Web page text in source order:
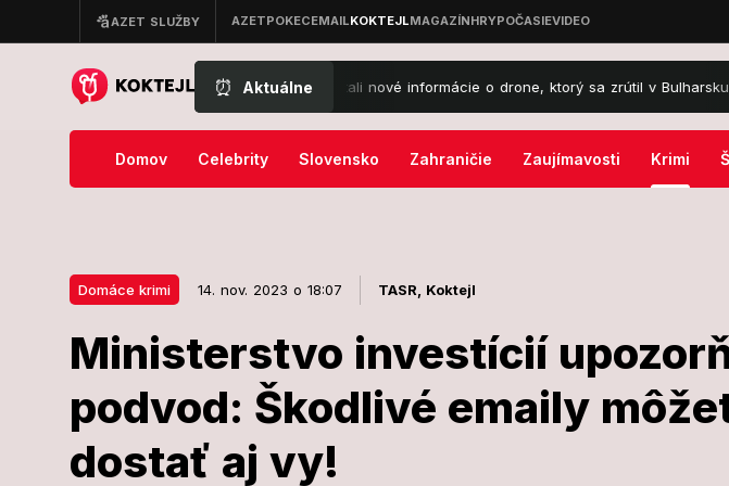
⏰ Aktuálne
neďaleko plynovodu: Von sa dostali nové informácie o drone, ktorý sa zrútil v Bulharsku!
Domov Celebrity Slovensko Zahraničie Zaujímavosti Krimi
Domáce krimi 14. nov. 2023 o 18:07 TASR, Koktejl
Ministerstvo investícií
podvod: Škodlivé emaily
dostať aj vy!
14. nov. 2023 o 18:07
Ministerstvo investícií